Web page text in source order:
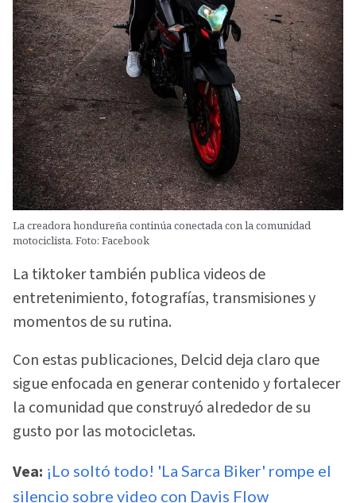
La creadora hondureña continúa conectada con la comunidad
motociclista. Foto: Facebook
La tiktoker también publica videos de
entretenimiento, fotografías, transmisiones y
momentos de su rutina.
Con estas publicaciones, Delcid deja claro que
sigue enfocada en generar contenido y fortalecer
la comunidad que construyó alrededor de su
gusto por las motocicletas.
Vea: ¡Lo soltó todo! 'La Sarca Biker' rompe el
silencio sobre video con Davis Flow